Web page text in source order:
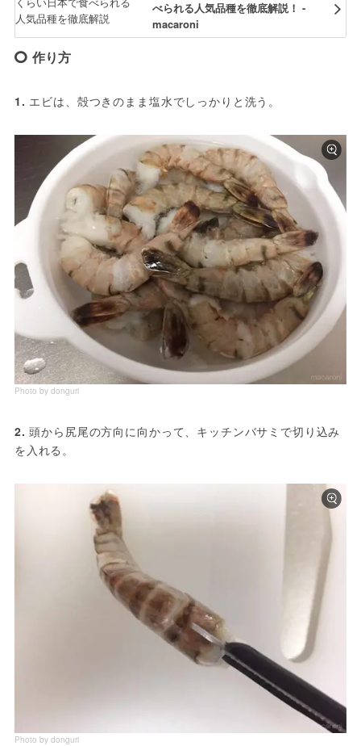
べられる人気品種を徹底解説！ -
macaroni
作り方
1. エビは、殻つきのまま塩水でしっかりと洗う。
Photo by donguri
2. 頭から尻尾の方向に向かって、キッチンバサミで切り込み
を入れる。
Photo by donguri